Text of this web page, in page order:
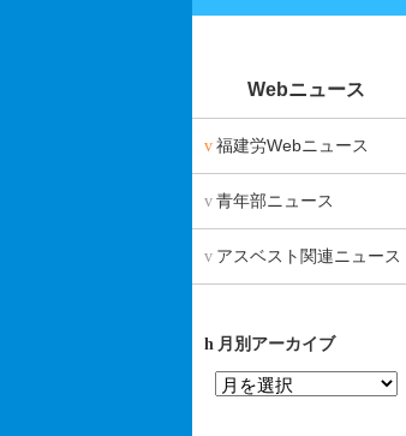
Webニュース
福建労Webニュース
青年部ニュース
アスベスト関連ニュース
月別アーカイブ